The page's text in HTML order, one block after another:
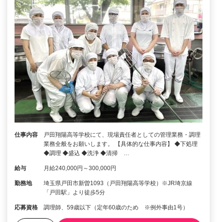
仕事内容
戸田翔陽高等学校にて、現場責任者としての管理業務・調理
業務全般をお願いします。 【具体的な仕事内容】 ◆下処理
◆調理 ◆盛込 ◆洗浄 ◆清掃 …
給与 月給240,000円～300,000円
勤務地
埼玉県戸田市新曽1093（戸田翔陽高等学校）※JR埼京線
「戸田駅」より徒歩5分
応募資格 調理師、59歳以下（定年60歳のため ※例外事由1号）